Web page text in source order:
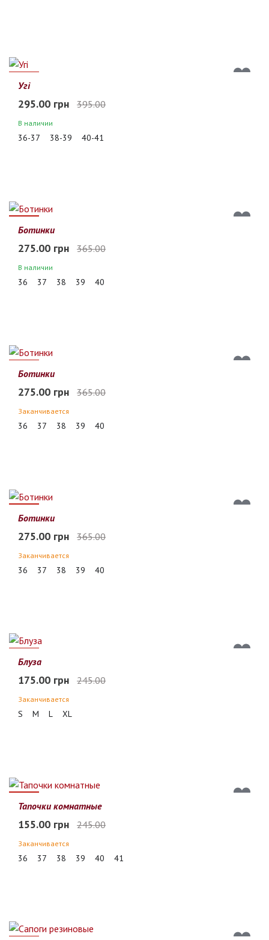
25%
Угі
295.00 грн 395.00
В наличии
36-37 38-39 40-41
25%
Ботинки
275.00 грн 365.00
В наличии
36 37 38 39 40
25%
Ботинки
275.00 грн 365.00
Заканчивается
36 37 38 39 40
25%
Ботинки
275.00 грн 365.00
Заканчивается
36 37 38 39 40
29%
Блуза
175.00 грн 245.00
Заканчивается
S M L XL
37%
Тапочки комнатные
155.00 грн 245.00
Заканчивается
36 37 38 39 40 41